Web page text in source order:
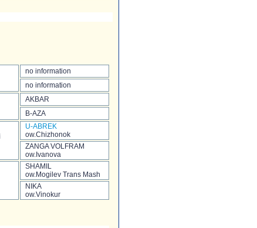
no information
no information
AKBAR
B-AZA
U-ABREK
ow.Chizhonok
ZANGA VOLFRAM
ow.Ivanova
SHAMIL
ow.Mogilev Trans Mash
NIKA
ow.Vinokur